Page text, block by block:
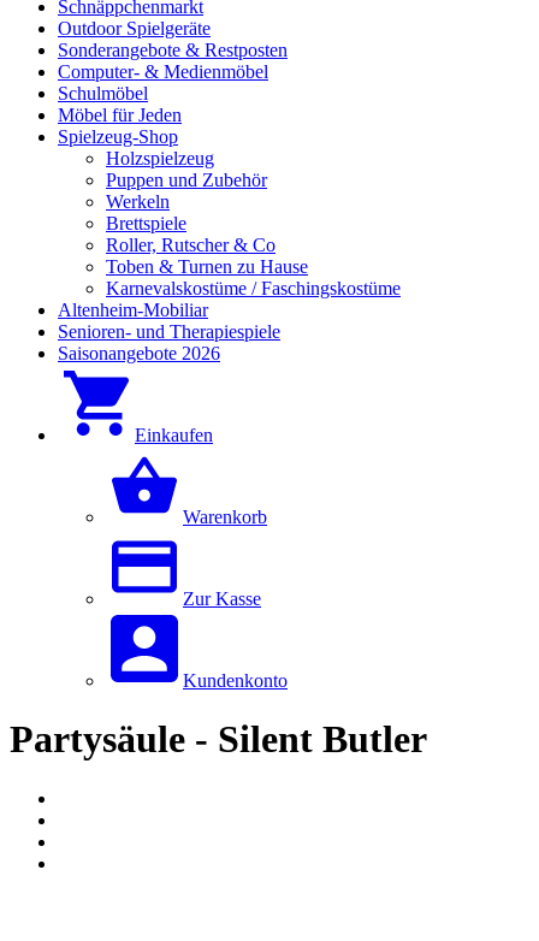
Schnäppchenmarkt
Outdoor Spielgeräte
Sonderangebote & Restposten
Computer- & Medienmöbel
Schulmöbel
Möbel für Jeden
Spielzeug-Shop
Holzspielzeug
Puppen und Zubehör
Werkeln
Brettspiele
Roller, Rutscher & Co
Toben & Turnen zu Hause
Karnevalskostüme / Faschingskostüme
Altenheim-Mobiliar
Senioren- und Therapiespiele
Saisonangebote 2026
Einkaufen
Warenkorb
Zur Kasse
Kundenkonto
Partysäule - Silent Butler